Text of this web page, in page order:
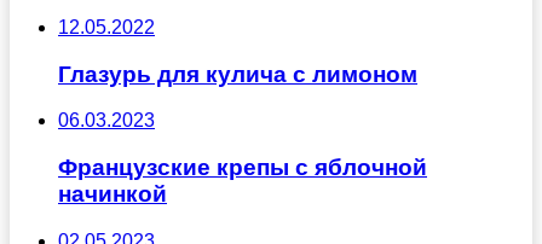
12.05.2022
Глазурь для кулича с лимоном
06.03.2023
Французские крепы с яблочной
начинкой